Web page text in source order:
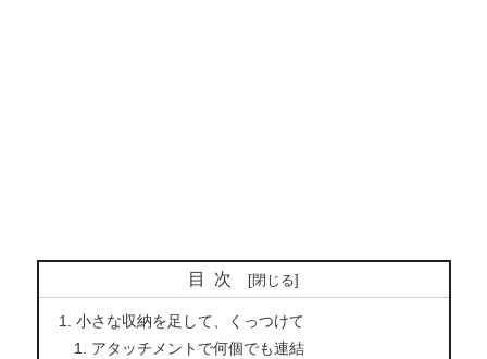
目次
小さな収納を足して、くっつけて
アタッチメントで何個でも連結